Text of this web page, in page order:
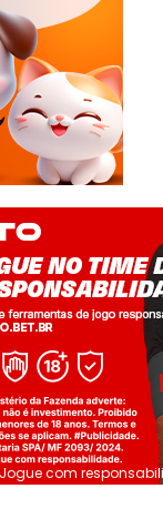
Jogue com